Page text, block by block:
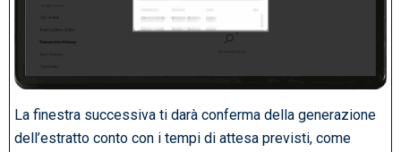
La finestra successiva ti darà conferma della generazione
dell’estratto conto con i tempi di attesa previsti, come